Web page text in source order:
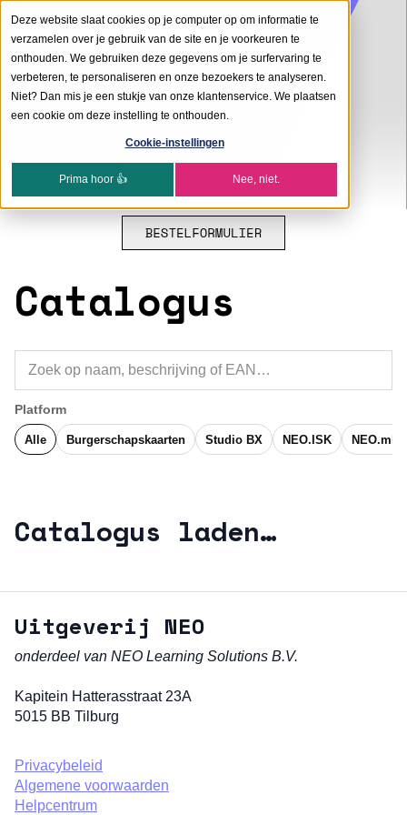
Deze website slaat cookies op je computer op om informatie te
verzamelen over je gebruik van de site en je voorkeuren te
onthouden. We gebruiken deze gegevens om je surfervaring te
verbeteren, te personaliseren en onze bezoekers te analyseren.
Niet? Dan mis je een stukje van onze klantenservice. We plaatsen
een cookie om deze instelling te onthouden.
Cookie-instellingen
Prima hoor 👍 Nee, niet.
Catalogus
Platform
Alle Burgerschapskaarten Studio BX NEO.ISK NEO.mbo
Catalogus laden…
Uitgeverij NEO
onderdeel van NEO Learning Solutions B.V.
Kapitein Hatterasstraat 23A
5015 BB Tilburg
Privacybeleid
Algemene voorwaarden
Helpcentrum